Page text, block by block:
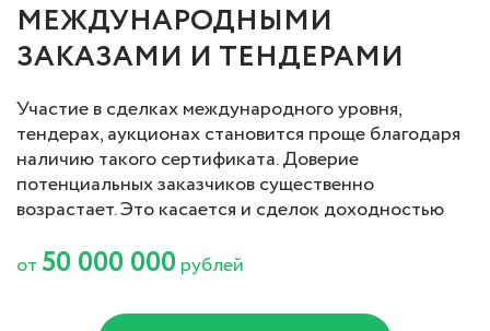
МЕЖДУНАРОДНЫМИ
ЗАКАЗАМИ И ТЕНДЕРАМИ
Участие в сделках международного уровня,
тендерах, аукционах становится проще благодаря
наличию такого сертификата. Доверие
потенциальных заказчиков существенно
возрастает. Это касается и сделок доходностью
от50 000 000рублей